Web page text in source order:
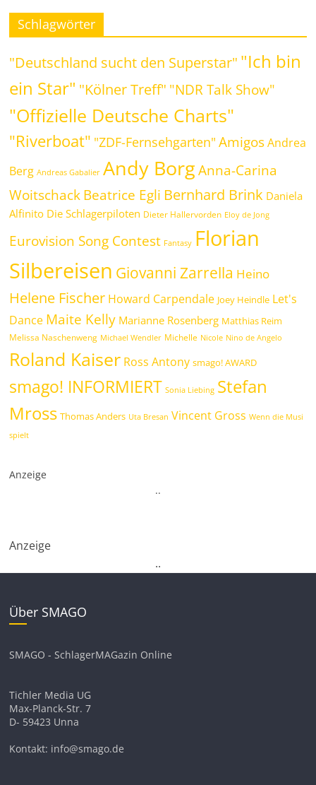
Schlagwörter
"Deutschland sucht den Superstar" "Ich bin
ein Star" "Kölner Treff" "NDR Talk Show"
"Offizielle Deutsche Charts"
"Riverboat" "ZDF-Fernsehgarten" Amigos Andrea
Berg Andreas Gabalier Andy Borg Anna-Carina
WoitschackBeatrice Egli Bernhard Brink Daniela
Alfinito Die Schlagerpiloten Dieter Hallervorden Eloy de Jong
Eurovision Song Contest Fantasy Florian
Silbereisen Giovanni Zarrella Heino
Helene Fischer Howard Carpendale Joey Heindle Let's
Dance Maite Kelly Marianne Rosenberg Matthias Reim
Melissa Naschenweng Michael Wendler Michelle Nicole Nino de Angelo
Roland Kaiser Ross Antony smago! AWARD
smago! INFORMIERT Sonia Liebing Stefan
Mross Thomas Anders Uta Bresan Vincent Gross Wenn die Musi
spielt
Anzeige
..
Anzeige
..
Über SMAGO
SMAGO - SchlagerMAGazin Online
Tichler Media UG
Max-Planck-Str. 7
D- 59423 Unna
Kontakt: info@smago.de